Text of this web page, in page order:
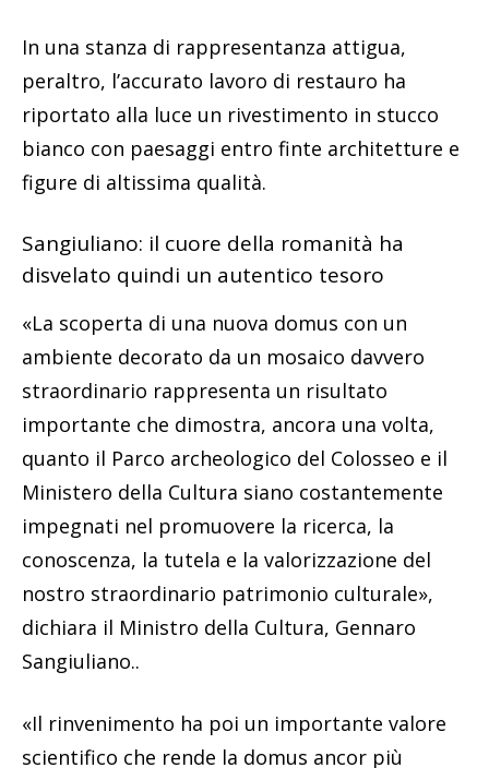
In una stanza di rappresentanza attigua,
peraltro, l’accurato lavoro di restauro ha
riportato alla luce un rivestimento in stucco
bianco con paesaggi entro finte architetture e
figure di altissima qualità.
Sangiuliano: il cuore della romanità ha
disvelato quindi un autentico tesoro
«La scoperta di una nuova domus con un
ambiente decorato da un mosaico davvero
straordinario rappresenta un risultato
importante che dimostra, ancora una volta,
quanto il Parco archeologico del Colosseo e il
Ministero della Cultura siano costantemente
impegnati nel promuovere la ricerca, la
conoscenza, la tutela e la valorizzazione del
nostro straordinario patrimonio culturale»,
dichiara il Ministro della Cultura, Gennaro
Sangiuliano..
«Il rinvenimento ha poi un importante valore
scientifico che rende la domus ancor più